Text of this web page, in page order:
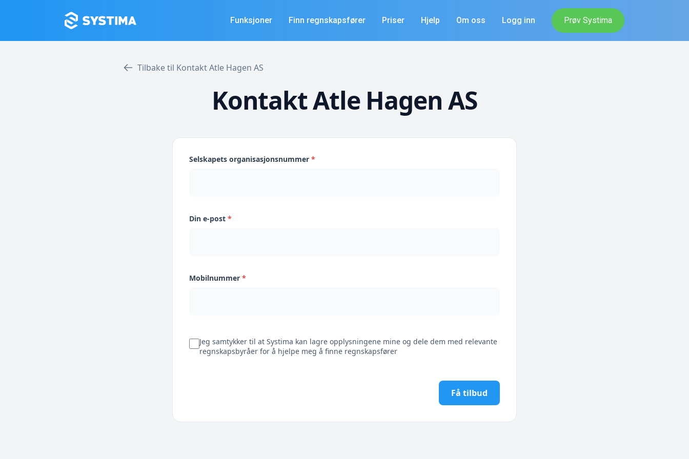
Funksjoner Finn regnskapsfører Priser Hjelp Om oss Logg inn Prøv Systima
Tilbake til Kontakt Atle Hagen AS
Kontakt Atle Hagen AS
Selskapets organisasjonsnummer *
Din e-post *
Mobilnummer *
Jeg samtykker til at Systima kan lagre opplysningene mine og dele dem med relevante
regnskapsbyråer for å hjelpe meg å finne regnskapsfører
Få tilbud